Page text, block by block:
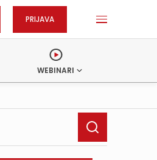
PRIJAVA
WEBINARI